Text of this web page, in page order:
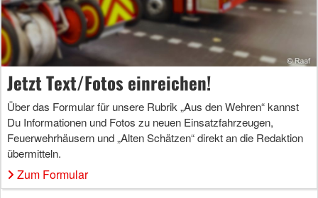
Jetzt Text/Fotos einreichen!
Über das Formular für unsere Rubrik „Aus den Wehren“ kannst
Du Informationen und Fotos zu neuen Einsatzfahrzeugen,
Feuerwehrhäusern und „Alten Schätzen“ direkt an die Redaktion
übermitteln.
Zum Formular